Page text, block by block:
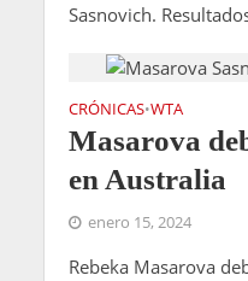
Sasnovich.
CRÓNICAS•WTA
Masarova
en Australia
enero 15, 2024
Rebeka Masarova